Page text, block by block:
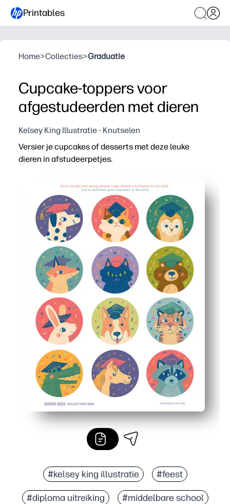
Printables
Home>Collecties>Graduatie
Cupcake-toppers voor
afgestudeerden met dieren
Kelsey King Illustratie - Knutselen
Versier je cupcakes of desserts met deze leuke
dieren in afstudeerpetjes.
Print-and-Go: je knipt, bevestigt ze aan
Veelzijdige feestwinst: je kunt ze gebruiken als
Kindvriendelijke ontwerpen: vrolijke
Schaalbaar en deelbaar: print zoveel als je nodig
#kelsey king illustratie #feest
#diploma uitreiking #middelbare school